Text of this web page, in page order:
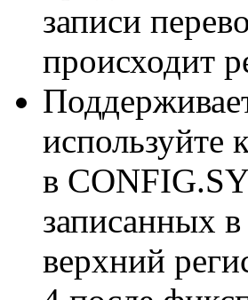
записи
происходит
в
записанных
верхний